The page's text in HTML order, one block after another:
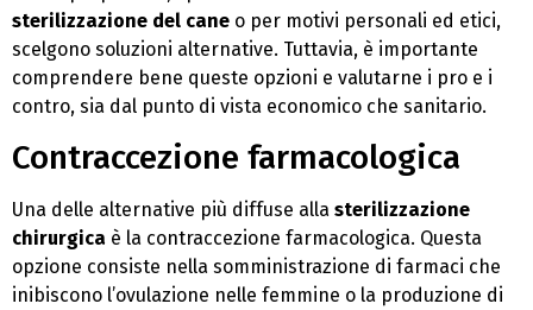
sterilizzazione del cane o per motivi personali ed etici,
scelgono soluzioni alternative. Tuttavia, è importante
comprendere bene queste opzioni e valutarne i pro e i
contro, sia dal punto di vista economico che sanitario.
Contraccezione farmacologica
Una delle alternative più diffuse alla sterilizzazione
chirurgica è la contraccezione farmacologica. Questa
opzione consiste nella somministrazione di farmaci che
inibiscono l’ovulazione nelle femmine o la produzione di